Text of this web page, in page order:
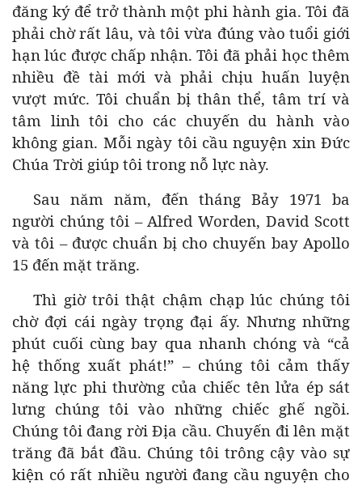
đăng ký để trở thành một phi hành gia. Tôi đã
phải chờ rất lâu, và tôi vừa đúng vào tuổi giới
hạn lúc được chấp nhận. Tôi đã phải học thêm
nhiều đề tài mới và phải chịu huấn luyện
vượt mức. Tôi chuẩn bị thân thể, tâm trí và
tâm linh tôi cho các chuyến du hành vào
không gian. Mỗi ngày tôi cầu nguyện xin Đức
Chúa Trời giúp tôi trong nỗ lực này.
Sau năm năm, đến tháng Bảy 1971 ba
người chúng tôi – Alfred Worden, David Scott
và tôi – được chuẩn bị cho chuyến bay Apollo
15 đến mặt trăng.
Thì giờ trôi thật chậm chạp lúc chúng tôi
chờ đợi cái ngày trọng đại ấy. Nhưng những
phút cuối cùng bay qua nhanh chóng và “cả
hệ thống xuất phát!” – chúng tôi cảm thấy
năng lực phi thường của chiếc tên lửa ép sát
lưng chúng tôi vào những chiếc ghế ngồi.
Chúng tôi đang rời Địa cầu. Chuyến đi lên mặt
trăng đã bắt đầu. Chúng tôi trông cậy vào sự
kiện có rất nhiều người đang cầu nguyện cho